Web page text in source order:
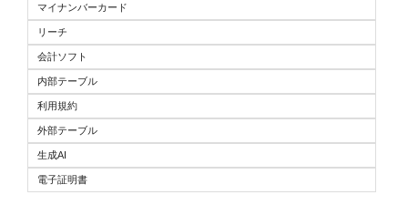
マイナンバーカード
リーチ
会計ソフト
内部テーブル
利用規約
外部テーブル
生成AI
電子証明書